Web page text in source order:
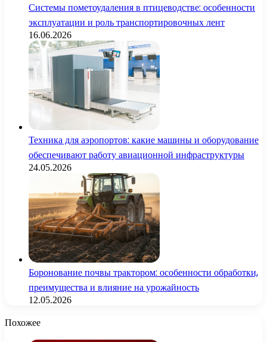
Системы пометоудаления в птицеводстве: особенности
эксплуатации и роль транспортировочных лент
16.06.2026
Техника для аэропортов: какие машины и оборудование
обеспечивают работу авиационной инфраструктуры
24.05.2026
Боронование почвы трактором: особенности обработки,
преимущества и влияние на урожайность
12.05.2026
Похожее